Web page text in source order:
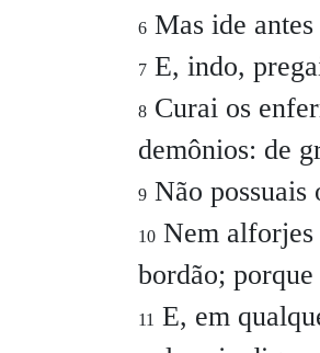
6 Mas ide
7 E, indo,
8 Curai os
demônios: de
9 Não possuais
10 Nem alforjes
bordão;
11 E, em